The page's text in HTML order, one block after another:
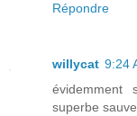
Répondre
willycat 9:24
évidemment
superbe